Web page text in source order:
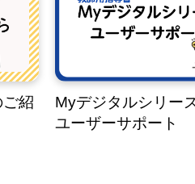
紹
Myデジタルシリー
ユーザーサポート